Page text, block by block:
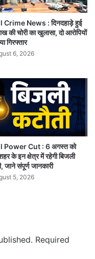
Crime News : दिनदहाड़े हुई
की चोरी का खुलासा, दो आरोपियों
गिरफ्तार
6, 2026
Power Cut : 6 अगस्त को
के इन क्षेत्र में रहेगी बिजली
जाने संपूर्ण जानकारी
5, 2026
Required